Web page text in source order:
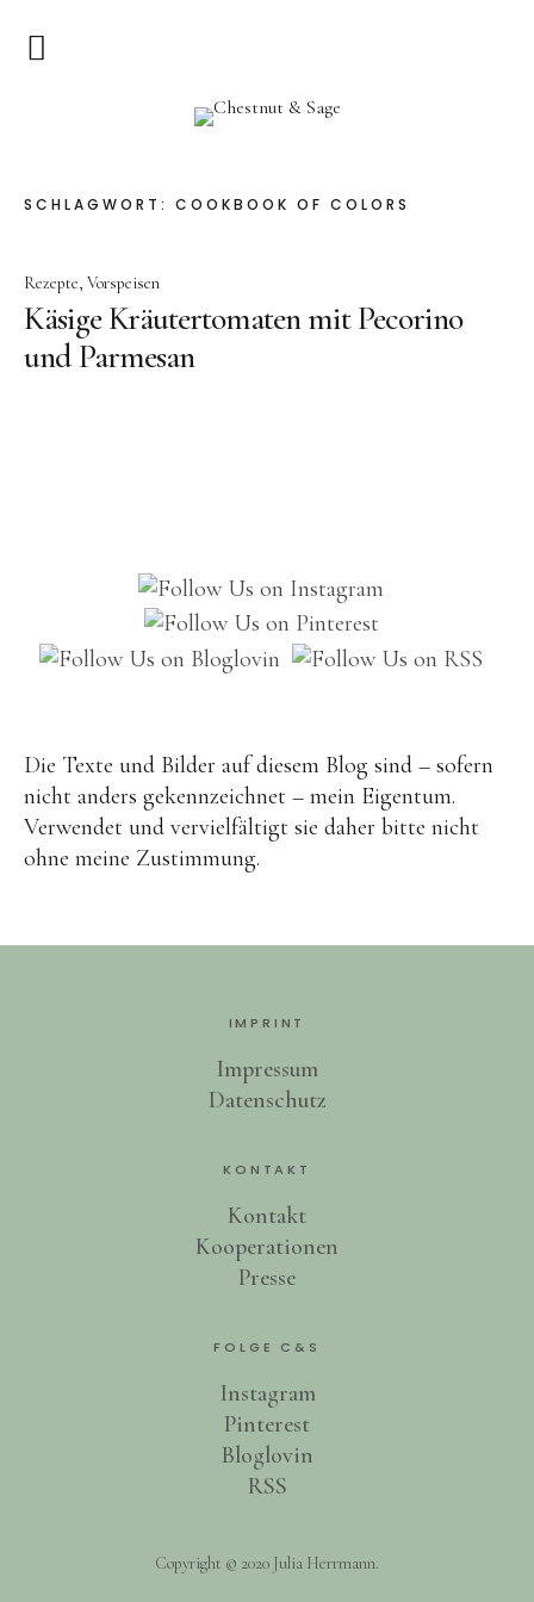
Chestnut & SageHome
Eis
Saft & Sirup
SCHLAGWORT: COOKBOOK OF COLORS
Rezepte Vorspeisen
Käsige Kräutertomaten mit Pecorino
und Parmesan
Die Texte und Bilder auf diesem Blog sind – sofern
nicht anders gekennzeichnet – mein Eigentum.
Verwendet und vervielfältigt sie daher bitte nicht
ohne meine Zustimmung.
IMPRINT
Impressum
Datenschutz
KONTAKT
Kontakt
Kooperationen
Presse
FOLGE C&S
Instagram
Pinterest
Bloglovin
RSS
Copyright © 2020 Julia Herrmann